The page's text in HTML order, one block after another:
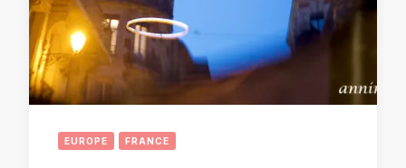
EUROPE FRANCE